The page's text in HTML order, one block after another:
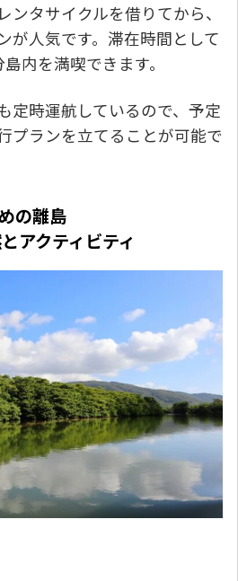
ンタサイクルを借りてから、
が人気です。滞在時間として
内を満喫できます。
定時運航しているので、予定
プランを立てることが可能で
の離島
アクティビティ